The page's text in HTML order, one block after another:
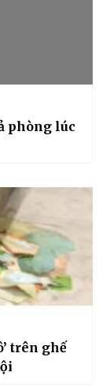
phòng lúc
trên ghế